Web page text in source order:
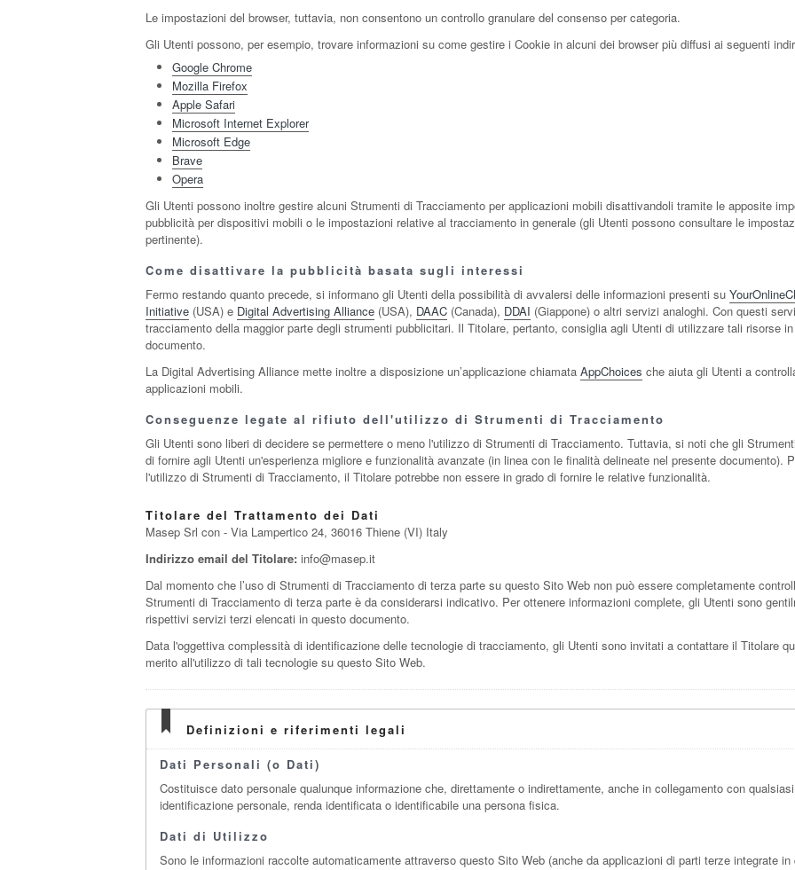
Le impostazioni del browser, tuttavia, non consentono un controllo granulare del consenso per categoria.
Gli Utenti possono, per esempio, trovare informazioni su come gestire i Cookie in alcuni dei browser più diffusi ai seguenti
Google Chrome
Mozilla Firefox
Apple Safari
Microsoft Internet Explorer
Microsoft Edge
Brave
Opera
Gli Utenti possono inoltre gestire alcuni Strumenti di Tracciamento per applicazioni mobili disattivandoli tramite le apposite
pubblicità per dispositivi mobili o le impostazioni relative al tracciamento in generale (gli Utenti possono consultare le
pertinente).
Come disattivare la pubblicità basata sugli interessi
Fermo restando quanto precede, si informano gli Utenti della possibilità di avvalersi delle informazioni presenti su
Initiative (USA) e Digital Advertising Alliance (USA), DAAC (Canada), DDAI (Giappone) o altri servizi analoghi. Con questi
tracciamento della maggior parte degli strumenti pubblicitari. Il Titolare, pertanto, consiglia agli Utenti di utilizzare tali risorse
documento.
La Digital Advertising Alliance mette inoltre a disposizione un’applicazione chiamataAppChoices che aiuta gli Utenti a
applicazioni mobili.
Conseguenze legate al rifiuto dell'utilizzo di Strumenti di Tracciamento
Gli Utenti sono liberi di decidere se permettere o meno l'utilizzo di Strumenti di Tracciamento. Tuttavia, si noti che gli
di fornire agli Utenti un'esperienza migliore e funzionalità avanzate (in linea con le finalità delineate nel presente documento).
l'utilizzo di Strumenti di Tracciamento, il Titolare potrebbe non essere in grado di fornire le relative funzionalità.
Titolare del Trattamento dei Dati
Masep Srl con - Via Lampertico 24, 36016 Thiene (VI) Italy
Indirizzo email del Titolare: info@masep.it
Dal momento che l’uso di Strumenti di Tracciamento di terza parte su questo Sito Web non può essere completamente
Strumenti di Tracciamento di terza parte è da considerarsi indicativo. Per ottenere informazioni complete, gli Utenti sono
rispettivi servizi terzi elencati in questo documento.
Data l'oggettiva complessità di identificazione delle tecnologie di tracciamento, gli Utenti sono invitati a contattare il Titolare
merito all'utilizzo di tali tecnologie su questo Sito Web.
Definizioni e riferimenti legali
Dati Personali (o Dati)
Costituisce dato personale qualunque informazione che, direttamente o indirettamente, anche in collegamento con
identificazione personale, renda identificata o identificabile una persona fisica.
Dati di Utilizzo
Sono le informazioni raccolte automaticamente attraverso questo Sito Web (anche da applicazioni di parti terze integrate